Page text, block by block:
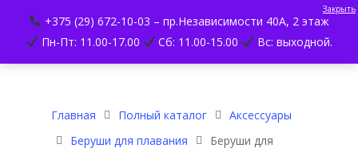
Главная Полный каталог
Аксессуары
Беруши для плавания
Беруши для
+375 (29) 672-10-03 – пр.Независимости 40А, 2 этаж
Пн-Пт: 11.00-17.00
Сб: 11.00-15.00 Вс: выходной.
Закрыть